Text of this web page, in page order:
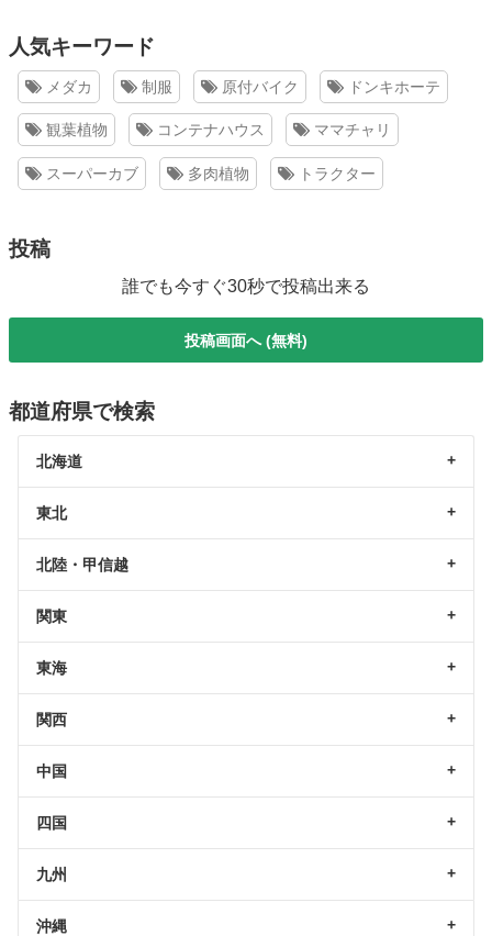
人気キーワード
メダカ 制服 原付バイク ドンキホーテ
観葉植物 コンテナハウス ママチャリ
スーパーカブ 多肉植物 トラクター
投稿
誰でも今すぐ30秒で投稿出来る
投稿画面へ (無料)
都道府県で検索
北海道
東北
北陸・甲信越
関東
東海
関西
中国
四国
九州
沖縄